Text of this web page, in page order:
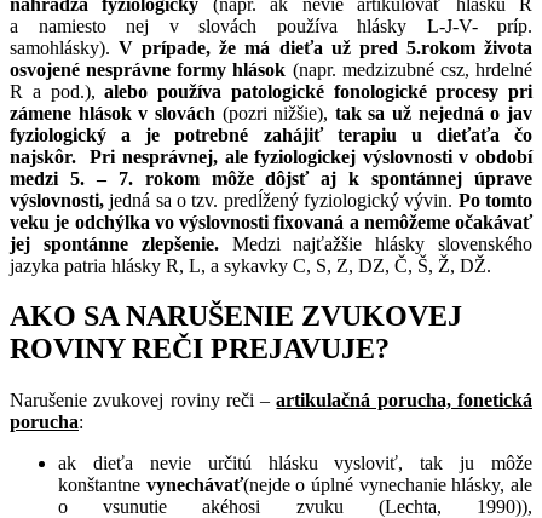
a namiesto nej v slovách používa hlásky L-J-V- príp.
samohlásky).V prípade, že má dieťa už pred 5.rokom života
osvojené nesprávne formy hlások (napr. medzizubné csz, hrdelné
R a pod.),alebo používa patologické fonologické procesy pri
zámene hlások v slovách (pozri nižšie), tak sa už nejedná o jav
fyziologický a je potrebné zahájiť terapiu u dieťaťa čo
najskôr.
Pri nesprávnej, ale fyziologickej výslovnosti v období
medzi 5. – 7. rokom môže dôjsť aj k spontánnej úprave
výslovnosti, jedná sa o tzv. predĺžený fyziologický vývin. Po tomto
veku je odchýlka vo výslovnosti fixovaná a nemôžeme očakávať
jej spontánne zlepšenie.Medzi najťažšie hlásky slovenského
jazyka patria hlásky R, L, a sykavky C, S, Z, DZ, Č, Š, Ž, DŽ.
AKO SA NARUŠENIE ZVUKOVEJ
ROVINY REČI PREJAVUJE?
Narušenie zvukovej roviny reči –artikulačná porucha, fonetická
porucha:
ak dieťa nevie určitú hlásku vysloviť, tak ju môže
konštantne vynechávať(nejde o úplné vynechanie hlásky, ale
o vsunutie akéhosi zvuku (Lechta, 1990)),